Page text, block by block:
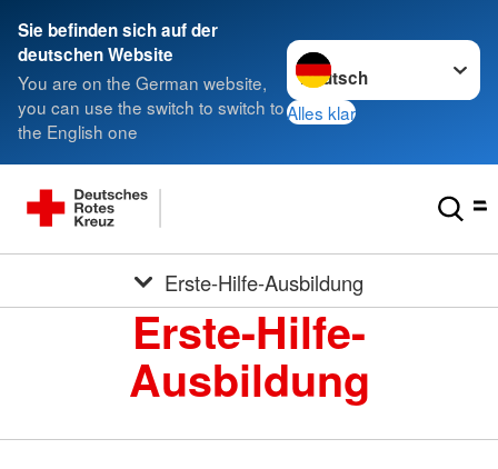
Sie befinden sich auf der
deutschen Website
You are on the German website,
you can use the switch to switch to
the English one
Sprache wechseln zu
Alles klar
Erste-Hilfe-Ausbildung
Erste-Hilfe-
Ausbildung